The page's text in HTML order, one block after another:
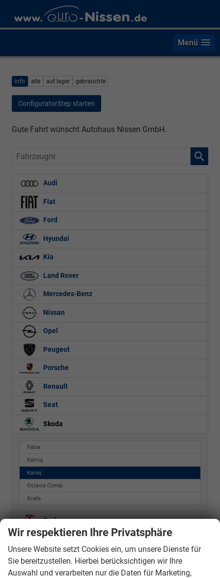
Menü
info alle auf lager gebrauchte
ConfiguratorStep starten
Gute Fahrt wünscht Autohaus Nissen GmbH.
Fahrzeugnr.
Audi
Fiat
Ford
Hyundai
Kia
Land Rover
Mercedes-Benz
Nissan
Opel
Peugeot
Porsche
Renault
Seat
Skoda
Fabia
Kamiq
Karoq
Octavia Combi
Scala
Tesla
Toyota
Volkswagen
Wir respektieren Ihre Privatsphäre
Unsere Website setzt Cookies ein, um unsere Dienste für
Sie bereitzustellen. Hierbei berücksichtigen wir Ihre
Auswahl und verarbeiten nur die Daten für Marketing,